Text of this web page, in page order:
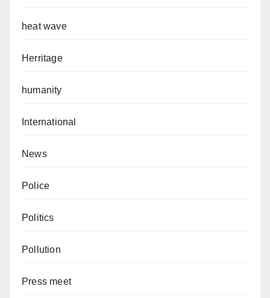
heat wave
Herritage
humanity
International
News
Police
Politics
Pollution
Press meet